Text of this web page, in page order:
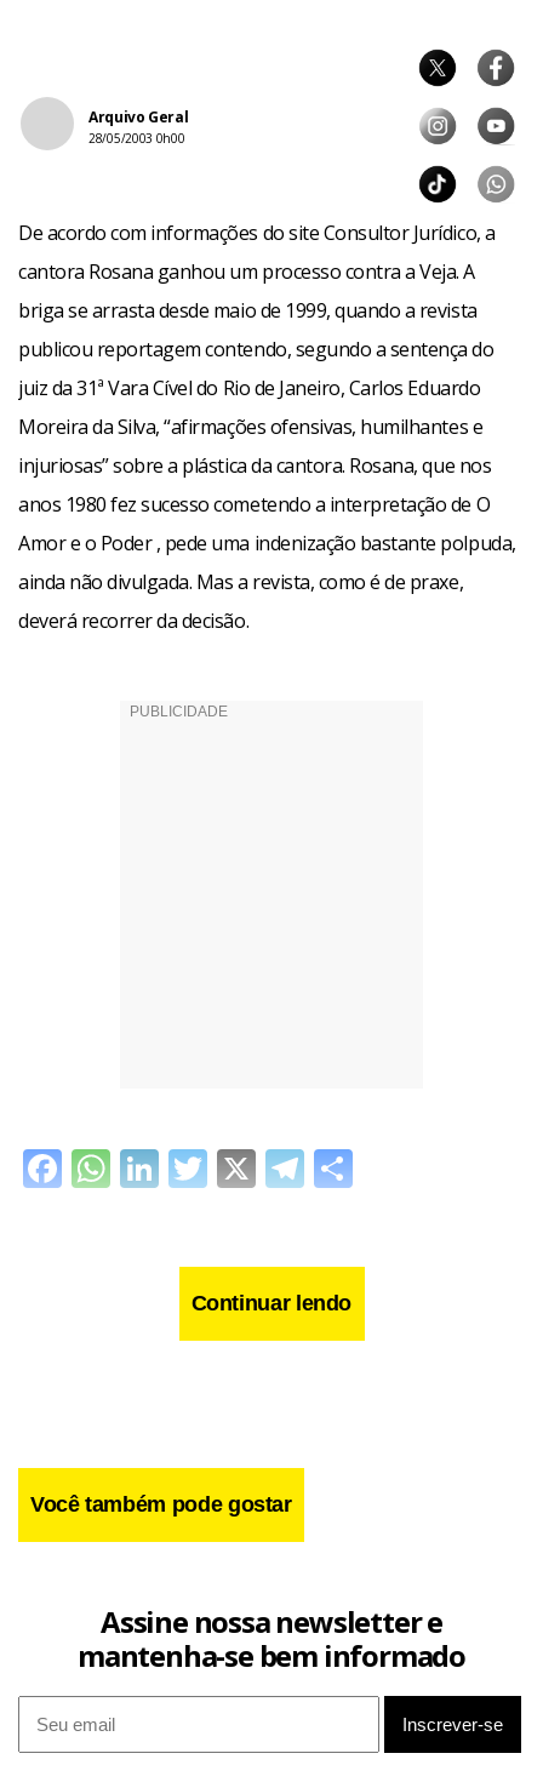
Arquivo Geral
28/05/2003 0h00
De acordo com informações do site Consultor Jurídico, a
cantora Rosana ganhou um processo contra a Veja. A
briga se arrasta desde maio de 1999, quando a revista
publicou reportagem contendo, segundo a sentença do
juiz da 31ª Vara Cível do Rio de Janeiro, Carlos Eduardo
Moreira da Silva, “afirmações ofensivas, humilhantes e
injuriosas” sobre a plástica da cantora. Rosana, que nos
anos 1980 fez sucesso cometendo a interpretação de O
Amor e o Poder , pede uma indenização bastante polpuda,
ainda não divulgada. Mas a revista, como é de praxe,
deverá recorrer da decisão.
Facebook
WhatsApp
LinkedIn
Twitter
X Telegram
Continuar lendo
Você também pode gostar
Assine nossa newsletter e
mantenha-se bem informado